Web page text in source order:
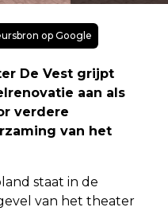
op Google
De Vest grijpt
aan als
verdere
van het
staat in de
van het theater